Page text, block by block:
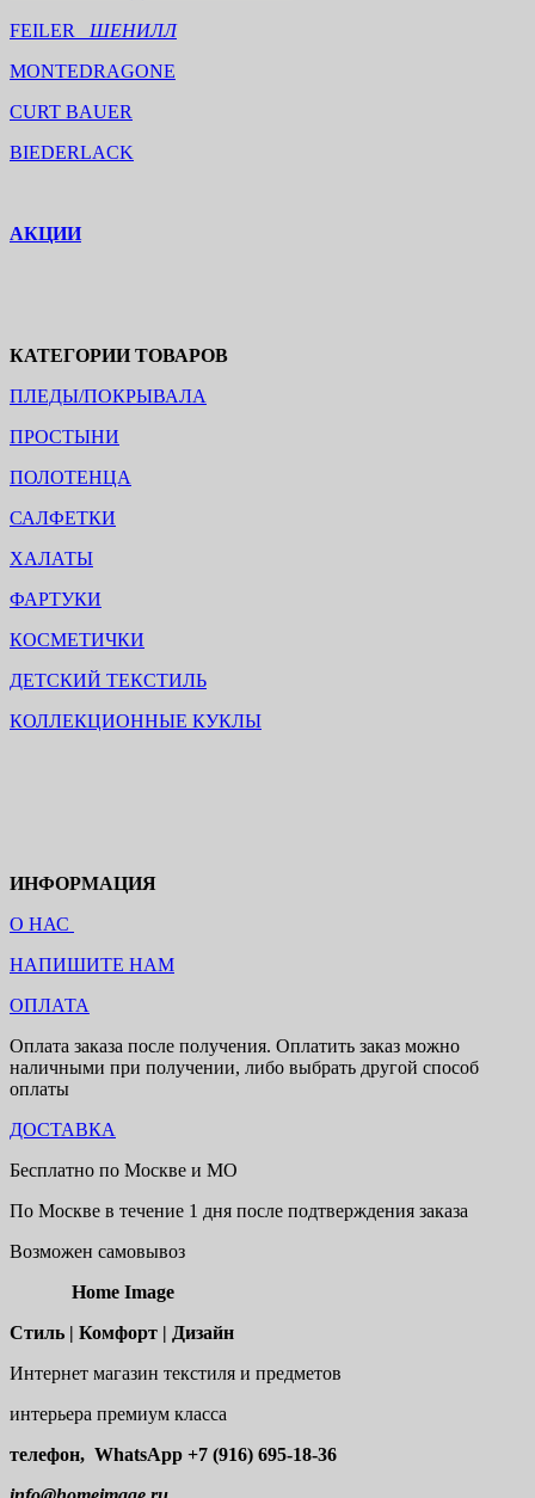
FEILER ШЕНИЛЛ
MONTEDRAGONE
CURT BAUER
BIEDERLACK
АКЦИИ
КАТЕГОРИИ ТОВАРОВ
ПЛЕДЫ/ПОКРЫВАЛА
ПРОСТЫНИ
ПОЛОТЕНЦА
САЛФЕТКИ
ХАЛАТЫ
ФАРТУКИ
КОСМЕТИЧКИ
ДЕТСКИЙ ТЕКСТИЛЬ
КОЛЛЕКЦИОННЫЕ КУКЛЫ
ИНФОРМАЦИЯ
О НАС
НАПИШИТЕ НАМ
ОПЛАТА
Оплата заказа после получения. Оплатить заказ можно
наличными при получении, либо выбрать другой способ
оплаты
ДОСТАВКА
Бесплатно по Москве и МО
По Москве в течение 1 дня после подтверждения заказа
Возможен самовывоз
Home Image
Стиль | Комфорт | Дизайн
Интернет магазин текстиля и предметов
интерьера премиум класса
телефон, WhatsApp +7 (916) 695-18-36